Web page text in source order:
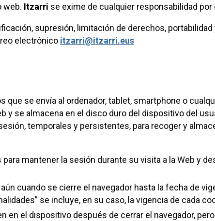
web. Itzarri se exime de cualquier responsabilidad
supresión, limitación de derechos,
electrónico itzarri@itzarri.eus
que se envía al ordenador, tablet, smartphone o
y se almacena en el disco duro del dispositivo del
temporales y persistentes, para recoger y
mantener la sesión durante su visita a la Web y
cuando se cierre el navegador hasta la fecha de
se incluye, en su caso, la vigencia de cada
en el dispositivo después de cerrar el navegador,